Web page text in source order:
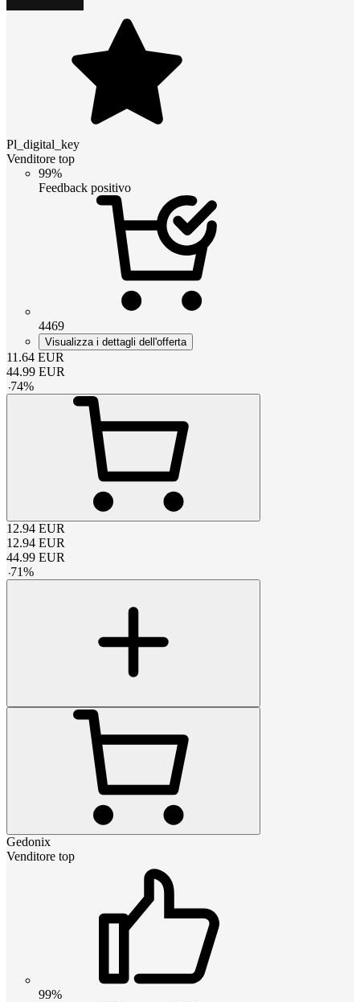
Pl_digital_key
Venditore top
99%
Feedback positivo
4469
Visualizza i dettagli dell'offerta
11.64 EUR
44.99 EUR
-74%
12.94 EUR
12.94 EUR
44.99 EUR
-71%
Gedonix
Venditore top
99%